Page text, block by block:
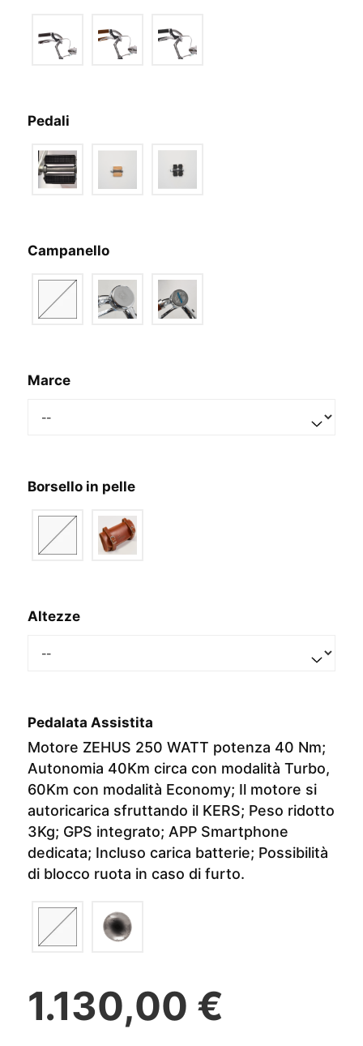
Pedali
Campanello
Marce
Borsello in pelle
Altezze
Pedalata Assistita
Motore ZEHUS 250 WATT potenza 40 Nm;
Autonomia 40Km circa con modalità Turbo,
60Km con modalità Economy; Il motore si
autoricarica sfruttando il KERS; Peso ridotto
3Kg; GPS integrato; APP Smartphone
dedicata; Incluso carica batterie; Possibilità
di blocco ruota in caso di furto.
1.130,00 €